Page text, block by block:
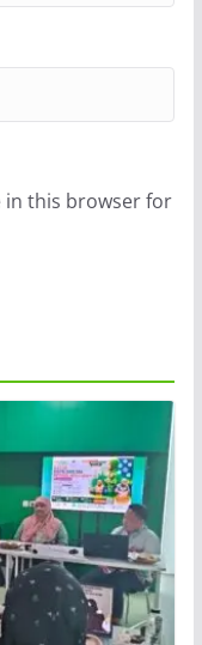
in this browser for